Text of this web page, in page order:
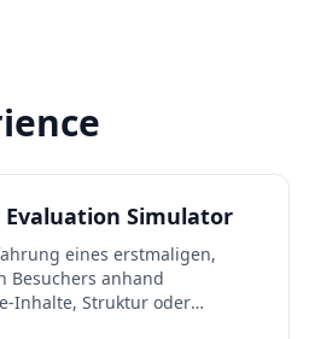
Simulator
eines erstmaligen,
Besuchers anhand
Inhalte, Struktur oder
schrittweise neutrale und